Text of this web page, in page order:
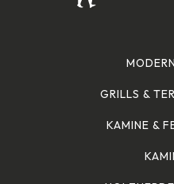
GRILLS &
KAMINE &